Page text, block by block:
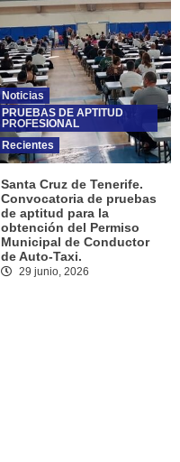
Noticias
PRUEBAS DE APTITUD
PROFESIONAL
Recientes
Santa Cruz de Tenerife.
Convocatoria de pruebas
de aptitud para la
obtención del Permiso
Municipal de Conductor
de Auto-Taxi.
29 junio, 2026